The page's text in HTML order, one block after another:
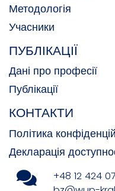
Методологія
Учасники
ПУБЛІКАЦІЇ
Дані про професії
Публікації
КОНТАКТИ
Політика
Декларація
+48 12 424